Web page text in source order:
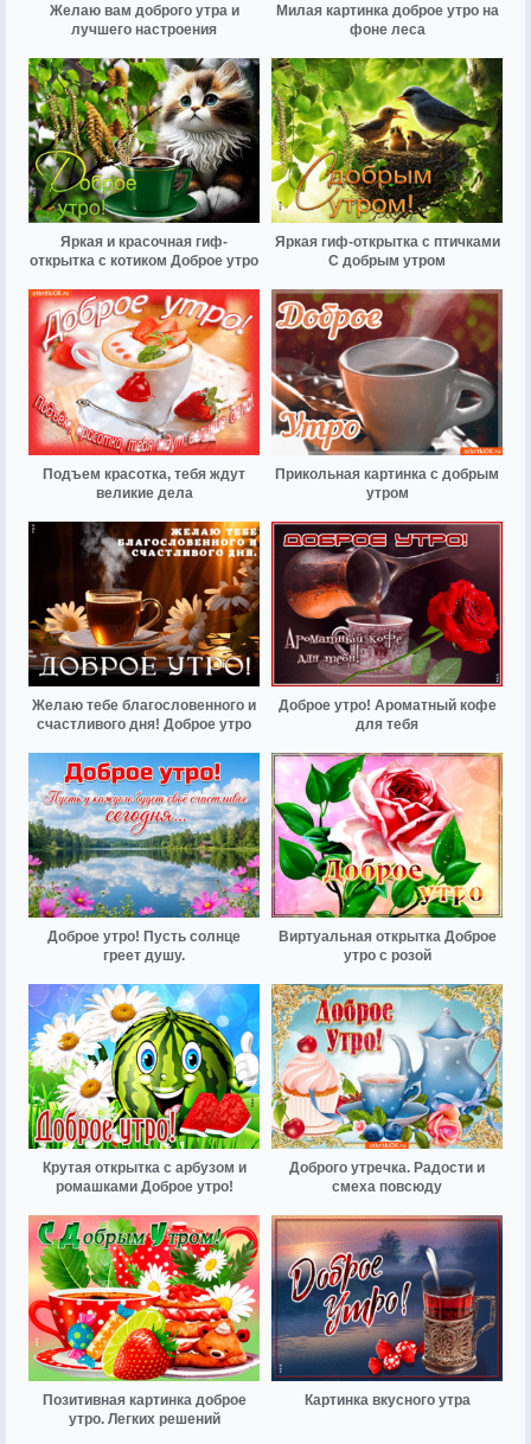
Желаю вам доброго утра и
лучшего настроения
Милая картинка доброе утро на
фоне леса
Яркая и красочная гиф-
открытка с котиком Доброе утро
Яркая гиф-открытка с птичками
С добрым утром
Подъем красотка, тебя ждут
великие дела
Прикольная картинка с добрым
утром
Желаю тебе благословенного и
счастливого дня! Доброе утро
Доброе утро! Ароматный кофе
для тебя
Доброе утро! Пусть солнце
греет душу.
Виртуальная открытка Доброе
утро с розой
Крутая открытка с арбузом и
ромашками Доброе утро!
Доброго утречка. Радости и
смеха повсюду
Позитивная картинка доброе
утро. Легких решений
Картинка вкусного утра